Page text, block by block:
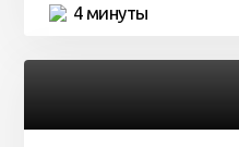
4 минуты